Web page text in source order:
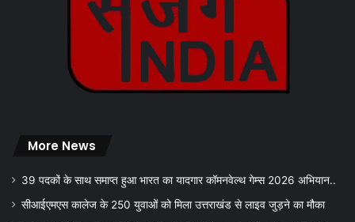
More News
39 पदकों के साथ समाप्त हुआ भारत का यादगार कॉमनवेल्थ गेम्स 2026 अभियान..
सीआईएमएस कालेज के 250 युवाओं को मिला उत्तराखंड से लाइव जुड़ने का मौका